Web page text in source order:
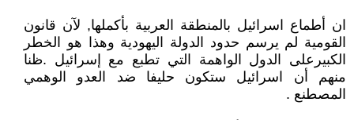
ان أطماع اسرائيل بالمنطقة العربية بأكملها, لآن قانون
القومية لم يرسم حدود الدولة اليهودية وهذا هو الخطر
الكبيرعلى الدول الواهمة التي تطبع مع إسرائيل .ظنا
منهم أن اسرائيل ستكون حليفا ضد العدو الوهمي
المصطنع .